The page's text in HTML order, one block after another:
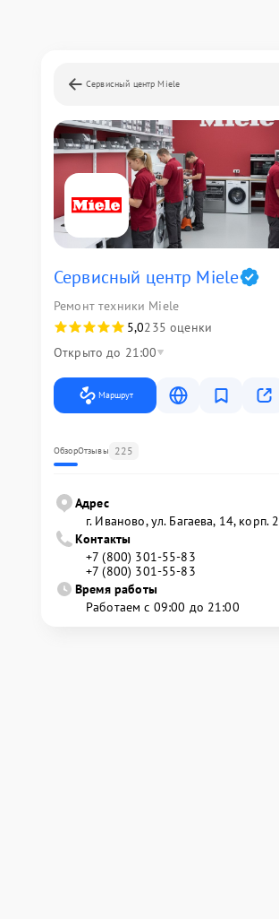
Сервисный центр Miele
Сервисный центр Miele
Ремонт техники Miele
5,0235 оценки
Открыто до 21:00
Маршрут
ОбзорОтзывы 225
Адрес
г. Иваново, ул. Багаева, 14, корп. 2
Контакты
+7 (800) 301-55-83
+7 (800) 301-55-83
Время работы
Работаем с 09:00 до 21:00